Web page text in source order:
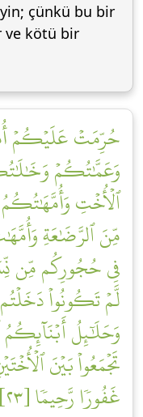
çünkü bu bir
ve kötü bir
حُرِّمَتۡ عَلَيۡكُمۡ
وَعَمَّٰتُكُمۡ
ٱلۡأُخۡتِ
مِّنَ ٱلرَّضَٰعَةِ
فِي حُجُورِكُم مِّن
لَّمۡ تَكُونُواْ
وَحَلَٰٓئِلُ
تَجۡمَعُواْ بَيۡنَ
غَفُورٗا رَّحِيمٗا [٢٣]